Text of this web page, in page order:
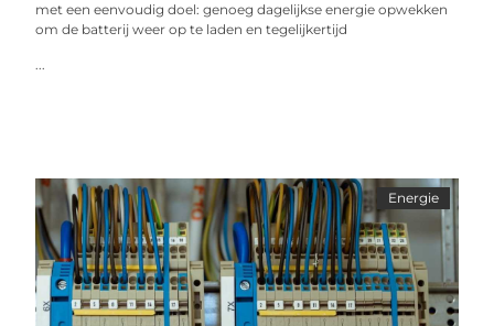
met een eenvoudig doel: genoeg dagelijkse energie opwekken
om de batterij weer op te laden en tegelijkertijd
...
Energie